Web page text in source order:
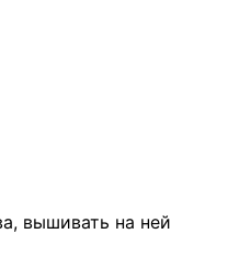
вышивать на ней